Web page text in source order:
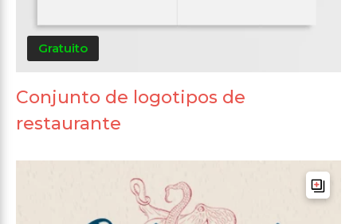
Gratuito
Conjunto de logotipos de
restaurante